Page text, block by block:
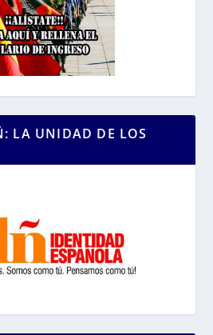
LA UNIDAD DE LOS